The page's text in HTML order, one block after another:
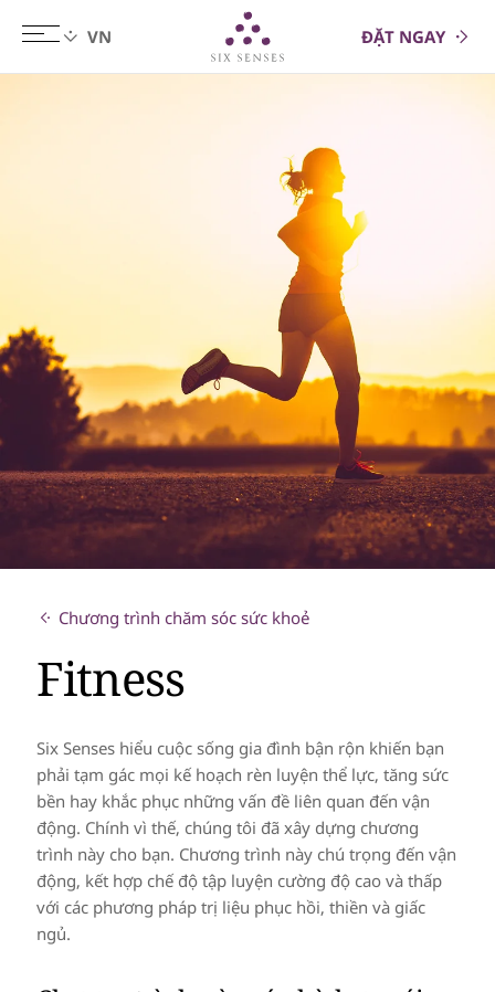
Six sensesĐẶT NGAY
Chương trình chăm sóc sức khoẻ
Fitness
Six Senses hiểu cuộc sống gia đình bận rộn khiến bạn
phải tạm gác mọi kế hoạch rèn luyện thể lực, tăng sức
bền hay khắc phục những vấn đề liên quan đến vận
động. Chính vì thế, chúng tôi đã xây dựng chương
trình này cho bạn. Chương trình này chú trọng đến vận
động, kết hợp chế độ tập luyện cường độ cao và thấp
với các phương pháp trị liệu phục hồi, thiền và giấc
ngủ.